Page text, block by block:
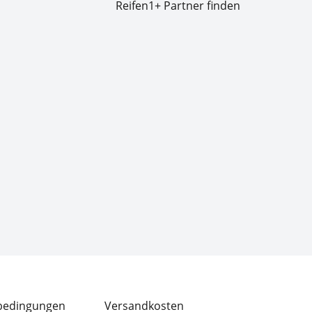
Reifen1+ Partner finden
Versandkosten